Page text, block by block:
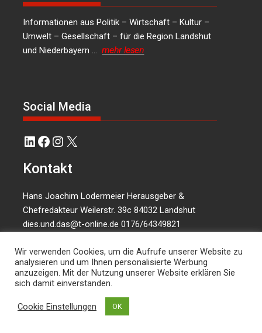
Informationen aus Politik – Wirtschaft – Kultur –
Umwelt – Gesellschaft – für die Region Landshut
und Niederbayern …mehr lesen
Social Media
LinkedIn
Facebook
Instagram
X
Kontakt
Hans Joachim Lodermeier Herausgeber &
Chefredakteur Weilerstr. 39c 84032 Landshut
dies.und.das@t-online.de 0176/64349821
Wir verwenden Cookies, um die Aufrufe unserer Website zu
analysieren und um Ihnen personalisierte Werbung
anzuzeigen. Mit der Nutzung unserer Website erklären Sie
sich damit einverstanden.
Cookie Einstellungen OK